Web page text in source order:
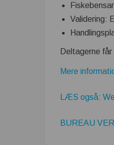
Validering:
Deltagerne
Mere
LÆS også:
BUREAU